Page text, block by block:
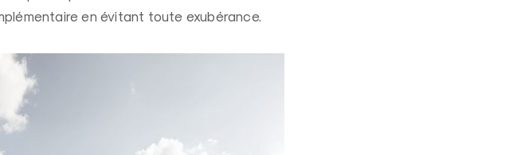
en évitant toute exubérance.